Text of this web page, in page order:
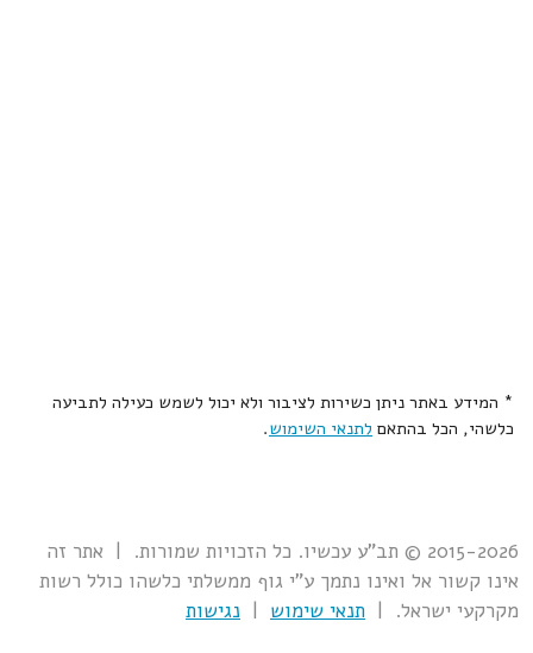
* המידע באתר ניתן כשירות לציבור ולא יכול לשמש כעילה לתביעה
כלשהי, הכל בהתאם לתנאי השימוש.
2015-2026 © תב"ע עכשיו. כל הזכויות שמורות. | אתר זה
אינו קשור אל ואינו נתמך ע"י גוף ממשלתי כלשהו כולל רשות
מקרקעי ישראל. | תנאי שימוש | נגישות